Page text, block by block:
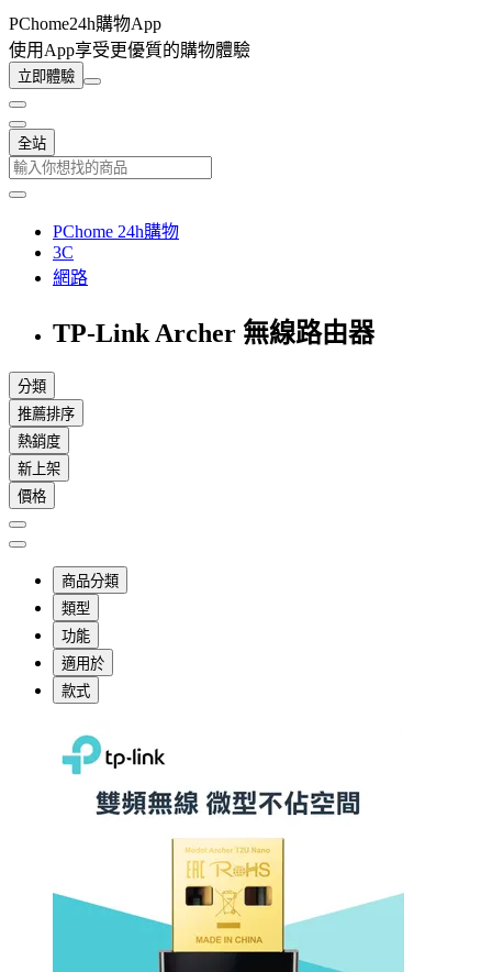
PChome24h購物App
使用App享受更優質的購物體驗
立即體驗
全站
PChome 24h購物
3C
網路
TP-Link Archer 無線路由器
分類
推薦排序
熱銷度
新上架
價格
商品分類
類型
功能
適用於
款式